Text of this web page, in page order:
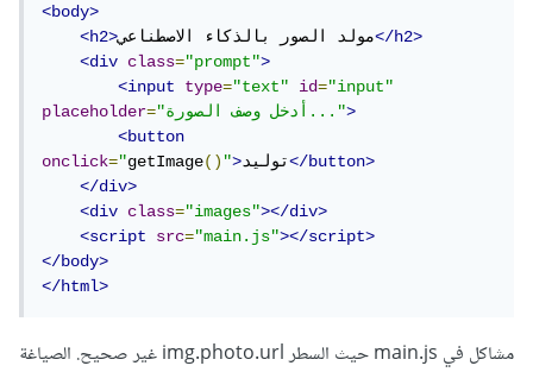
   images
. innerHTML =
   listImages
. photo =>
const
container
document
. createElement ( 'div'
)
    images
append container
const img
=
document
createElement(
    container
.append( img )
    img
. .url
هاد هو كود جافا سكريبت
<body>
<h2>مولد الصور بالذكاء الاصطناعي</h2>
<div
class="prompt">
<input
type="text" id="input"
placeholder= "أدخل وصف الصورة...">
<button
onclick="getImage()">توليد</button>
</div>
<div
class="images"></div>
<script
src="main.js"></script>
</body>
</html>
مشاكل في main.js حيث السطر img.photo.url غير صحيح. الصياغة